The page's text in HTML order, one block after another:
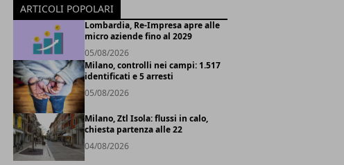
ARTICOLI POPOLARI
Lombardia, Re-Impresa apre alle
micro aziende fino al 2029
05/08/2026
Milano, controlli nei campi: 1.517
identificati e 5 arresti
05/08/2026
Milano, Ztl Isola: flussi in calo,
chiesta partenza alle 22
04/08/2026